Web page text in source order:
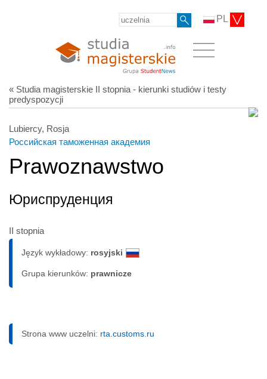
PL
« Studia magisterskie II stopnia - kierunki studiów i testy
predyspozycji
Lubiercy, Rosja
Российская таможенная академия
Prawoznawstwo
Юриспруденция
II stopnia
Język wykładowy: rosyjski
Grupa kierunków: prawnicze
Strona www uczelni: rta.customs.ru